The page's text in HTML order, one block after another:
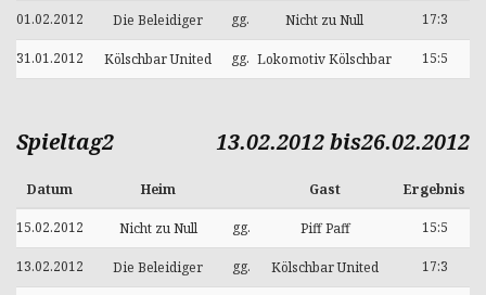
01.02.2012 Die Beleidiger gg. Nicht zu Null 17:3
31.01.2012 Kölschbar United gg. Lokomotiv Kölschbar 15:5
Spieltag2 13.02.2012 bis26.02.2012
Datum Heim Gast Ergebnis
15.02.2012 Nicht zu Null gg. Piff Paff 15:5
13.02.2012 Die Beleidiger gg. Kölschbar United 17:3